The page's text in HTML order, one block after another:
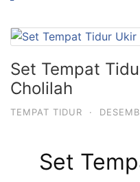
Set Tempat
Cholilah
TEMPAT TIDUR ·
Set